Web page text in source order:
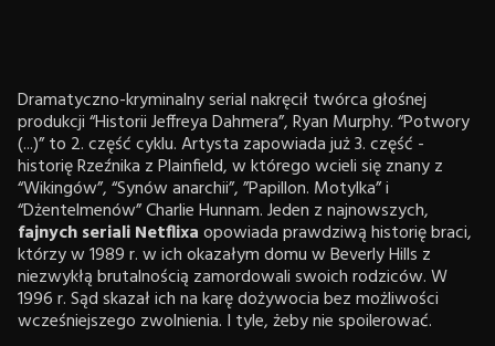
Dramatyczno-kryminalny serial nakręcił twórca głośnej
produkcji “Historii Jeffreya Dahmera”, Ryan Murphy. “Potwory
(...)” to 2. część cyklu. Artysta zapowiada już 3. część -
historię Rzeźnika z Plainfield, w którego wcieli się znany z
“Wikingów”, “Synów anarchii”, ”Papillon. Motylka” i
“Dżentelmenów” Charlie Hunnam. Jeden z najnowszych,
fajnych seriali Netflixaopowiada prawdziwą historię braci,
którzy w 1989 r. w ich okazałym domu w Beverly Hills z
niezwykłą brutalnością zamordowali swoich rodziców. W
1996 r. Sąd skazał ich na karę dożywocia bez możliwości
wcześniejszego zwolnienia. I tyle, żeby nie spoilerować.